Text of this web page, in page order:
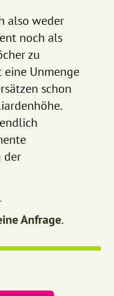
also weder
noch als
zu
eine Unmenge
schon
der
Anfrage.